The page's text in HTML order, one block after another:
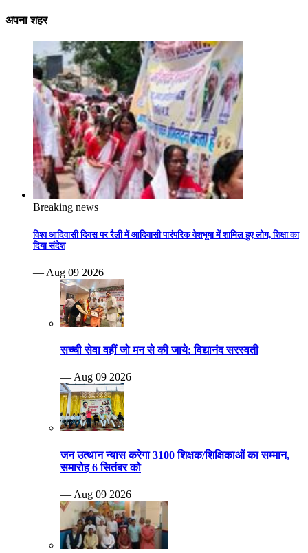
अपना शहर
Breaking news
विश्व आदिवासी दिवस पर रैली में आदिवासी पारंपरिक वेशभूषा में शामिल हुए लोग, शिक्षा का
दिया संदेश
— Aug 09 2026
सच्ची सेवा वहीं जो मन से की जाये: विद्यानंद सरस्वती
— Aug 09 2026
जन उत्थान न्यास करेगा 3100 शिक्षक/शिक्षिकाओं का सम्मान,
समारोह 6 सितंबर को
— Aug 09 2026